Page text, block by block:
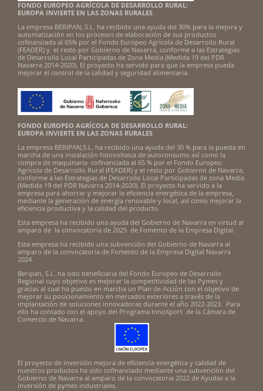
FONDO EUROPEO AGRÍCOLA DE DESARROLLO RURAL:
EUROPA INVIERTE EN LAS ZONAS RURALES
La empresa BERIPAN, S.L. ha recibido una ayuda del 30% para la mejora y
automatización en los procesos de elaboración de sus productos
cofinanciada al 65% por el Fondo Europeo Agrícola de Desarrollo Rural
(FEADER) y el resto por Gobierno de Navarra, conforme a las Estrategias
de Desarrollo Local Participadas de Zona Media (Medida 19 del PDR
Navarra 2014-2020). El proyecto ha servido para que la empresa pueda
mejorar el control de la calidad y seguridad alimentaria.
FONDO EUROPEO AGRÍCOLA DE DESARROLLO RURAL:
EUROPA INVIERTE EN LAS ZONAS RURALES
La empresa BERIPAN,S.L. ha recibido una ayuda del 30 % para la puesta en
marcha de una instalación fotovoltaica de autoconsumo así como la
compra de maquinaria cofinanciada al 65 % por el Fondo Europeo
Agrícola de Desarrollo Rural (FEADER) y el resto por Gobierno de Navarra,
conforme a las Estrategias de Desarrollo Local Participadas de zona Media
(Medida 19 del PDR Navarra 2014-2020). El proyecto ha servido a la
empresa para ahorrar y mejorar la eficiencia energética de la empresa,
mediante la generación de energía renovable y local, así como mejorar la
eficiencia productiva y la calidad del producto.
Esta empresa ha recibido una ayuda del Gobierno de Navarra en virtud al
amparo de la convocatoria de 2025 de Fomento de la Empresa Digital.
Esta empresa ha recibido una subvención del Gobierno de Navarra al
amparo de la convocatoria de Fomento de la Empresa Digital Navarra
2024.
Beripan, S.L. ha sido beneficiaria del Fondo Europeo de Desarrollo
Regional cuyo objetivo es mejorar la competitividad de las Pymes y
gracias al cual ha puesto en marcha un Plan de Acción con el objetivo de
mejorar su posicionamiento en mercados exteriores a través de la
implantación de soluciones innovadoras durante el año 2022-2023. Para
ello ha contado con el apoyo del Programa InnoXport de la Cámara de
Comercio de Navarra.
El proyecto de inversión mejora de eficiencia energética y calidad de
nuestros productos ha sido cofinanciado mediante una subvención del
Gobierno de Navarra al amparo de la convocatoria 2022 de Ayudas a la
inversión de pymes industriales.